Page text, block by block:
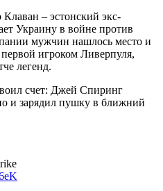
– эстонский экс-
Украину в войне против
мужчин нашлось место и
игроком Ливерпуля,
легенд.
счет: Джей Спиринг
и зарядил пушку в ближний